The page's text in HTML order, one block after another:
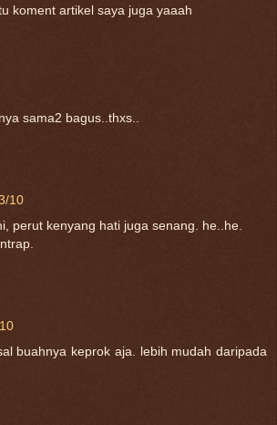
koment artikel saya juga yaaah
sama2 bagus..thxs..
10
perut kenyang hati juga senang. he..he.
buahnya keprok aja. lebih mudah daripada